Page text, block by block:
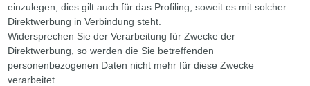
einzulegen; dies gilt auch für das Profiling, soweit es mit solcher
Direktwerbung in Verbindung steht.
Widersprechen Sie der Verarbeitung für Zwecke der
Direktwerbung, so werden die Sie betreffenden
personenbezogenen Daten nicht mehr für diese Zwecke
verarbeitet.